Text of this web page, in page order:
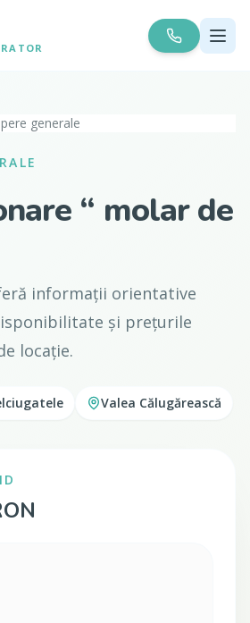
generale
“ molar de
informații orientative
și prețurile
locație.
Valea Călugărească